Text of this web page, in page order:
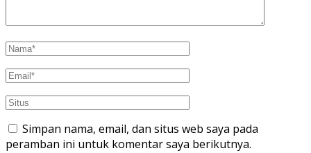
Simpan nama, email, dan situs web saya pada
peramban ini untuk komentar saya berikutnya.